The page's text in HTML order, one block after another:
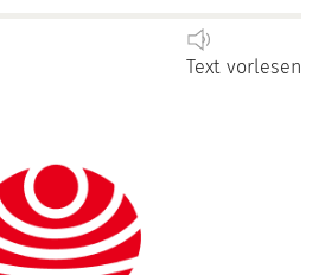
Text vorlesen